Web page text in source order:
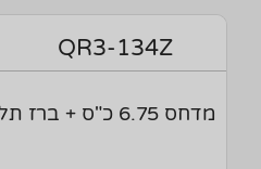
QR3-134Z
מדחס 6.75 כ"ס + ברז תלת 404a/507